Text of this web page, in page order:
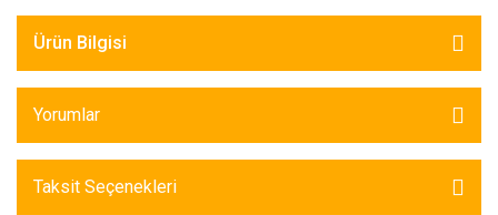
Ürün Bilgisi
Yorumlar
Taksit Seçenekleri